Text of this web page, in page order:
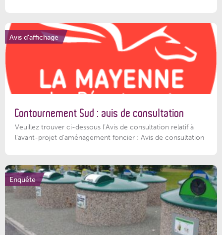
Avis d'affichage
Contournement Sud : avis de consultation
Veuillez trouver ci-dessous l’Avis de consultation relatif à
l'avant-projet d'aménagement foncier : Avis de consultation
Enquête